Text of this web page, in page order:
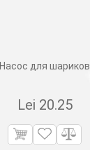
Насос для шариков
Lei 20.25